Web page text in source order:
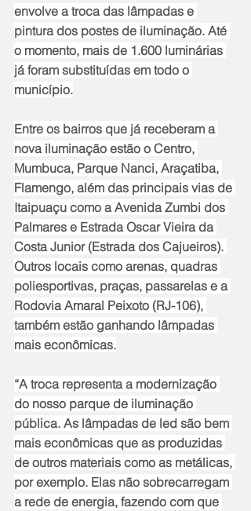
envolve a troca das lâmpadas e
pintura dos postes de iluminação. Até
o momento, mais de 1.600 luminárias
já foram substituídas em todo o
município.
Entre os bairros que já receberam a
nova iluminação estão o Centro,
Mumbuca, Parque Nanci, Araçatiba,
Flamengo, além das principais vias de
Itaipuaçu como a Avenida Zumbi dos
Palmares e Estrada Oscar Vieira da
Costa Junior (Estrada dos Cajueiros).
Outros locais como arenas, quadras
poliesportivas, praças, passarelas e a
Rodovia Amaral Peixoto (RJ-106),
também estão ganhando lâmpadas
mais econômicas.
“A troca representa a modernização
do nosso parque de iluminação
pública. As lâmpadas de led são bem
mais econômicas que as produzidas
de outros materiais como as metálicas,
por exemplo. Elas não sobrecarregam
a rede de energia, fazendo com que